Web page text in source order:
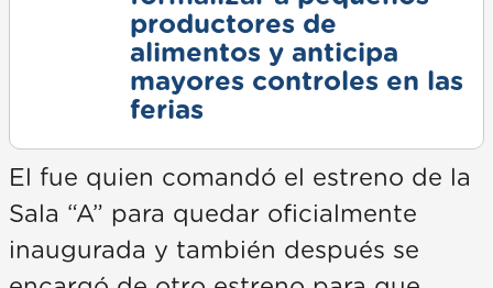
productores de
alimentos y anticipa
mayores controles en las
ferias
El fue quien comandó el estreno de la
Sala “A” para quedar oficialmente
inaugurada y también después se